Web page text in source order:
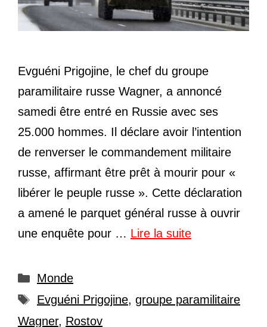
Evguéni Prigojine, le chef du groupe
paramilitaire russe Wagner, a annoncé
samedi être entré en Russie avec ses
25.000 hommes. Il déclare avoir l’intention
de renverser le commandement militaire
russe, affirmant être prêt à mourir pour «
libérer le peuple russe ». Cette déclaration
a amené le parquet général russe à ouvrir
une enquête pour … Lire la suite
Catégories
Monde
Étiquettes
Evguéni Prigojine, groupe paramilitaire
Wagner, Rostov